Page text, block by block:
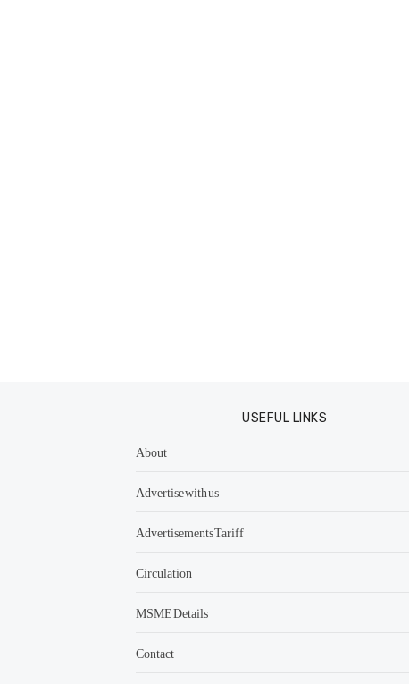
USEFUL LINKS
About
Advertise with us
Advertisements Tariff
Circulation
MSME Details
Contact